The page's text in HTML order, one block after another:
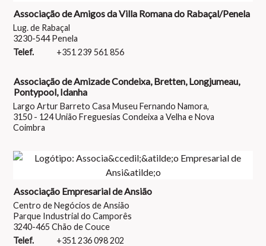
Associação de Amigos da Villa Romana do Rabaçal/Penela
Lug. de Rabaçal
3230-544 Penela
Telef.
+351 239 561 856
Associação de Amizade Condeixa, Bretten, Longjumeau,
Pontypool, Idanha
Largo Artur Barreto Casa Museu Fernando Namora,
3150 - 124 União Freguesias Condeixa a Velha e Nova
Coimbra
Associação Empresarial de Ansião
Centro de Negócios de Ansião
Parque Industrial do Camporês
3240-465 Chão de Couce
Telef.
+351 236 098 202